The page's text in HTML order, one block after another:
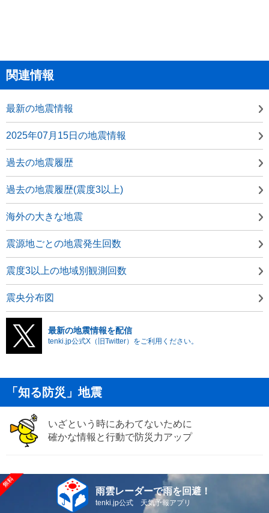
関連情報
最新の地震情報
2025年07月15日の地震情報
過去の地震履歴
過去の地震履歴(震度3以上)
海外の大きな地震
震源地ごとの地震発生回数
震度3以上の地域別観測回数
震央分布図
最新の地震情報を配信
tenki.jp公式X（旧Twitter）をご利用ください。
「知る防災」地震
いざという時にあわてないために
確かな情報と行動で防災力アップ
雨雲レーダーで雨を回避！
tenki.jp公式 天気予報アプリ